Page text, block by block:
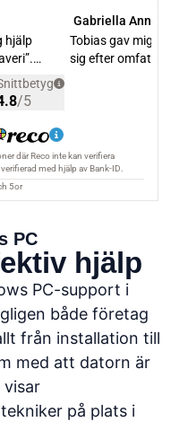
PC
hjälp
PC-support i
både företag
från installation till
med att datorn är
visar
på plats i